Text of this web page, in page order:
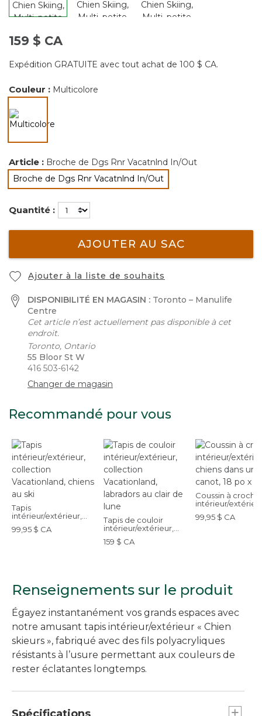
159 $ CA
Expédition GRATUITE avec tout achat de 100 $ CA.
Couleur : Multicolore
Article : Broche de Dgs Rnr Vacatnlnd In/Out
Broche de Dgs Rnr Vacatnlnd In/Out
sélectionné
Quantité :
AJOUTER AU SAC
Ajouter à la liste de souhaits
DISPONIBILITÉ EN MAGASIN : Toronto – Manulife
Centre
Cet article n’est actuellement pas disponible à cet
endroit.
Toronto, Ontario
55 Bloor St W
416 503-6142
Changer de magasin
Recommandé pour vous
Tapis
intérieur/extérieur,
collection
Vacationland, chiens
99,95 $ CA
Tapis de couloir
intérieur/extérieur,
collection
Vacationland,
159 $ CA
Coussin à
intérieur/
chiens dans un
18 po x 18 po
99,95 $ CA
Renseignements sur le produit
Égayez instantanément vos grands espaces avec
notre amusant tapis intérieur/extérieur « Chien
skieurs », fabriqué avec des fils polyacryliques
résistants à l’usure permettant aux couleurs de
rester éclatantes longtemps.